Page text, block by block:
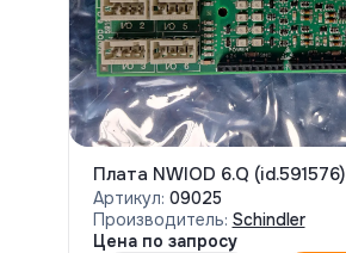
Плата NWIOD 6.Q (id.591576)
Артикул: 09025
Производитель: Schindler
Цена по запросу